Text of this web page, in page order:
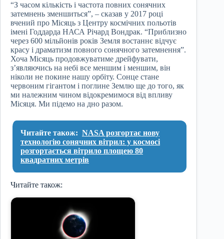
“З часом кількість і частота повних сонячних
затемнень зменшиться”, – сказав у 2017 році
вчений про Місяць з Центру космічних польотів
імені Годдарда НАСА Річард Вондрак. “Приблизно
через 600 мільйонів років Земля востаннє відчує
красу і драматизм повного сонячного затемнення”.
Хоча Місяць продовжуватиме дрейфувати,
з’являючись на небі все меншим і меншим, він
ніколи не покине нашу орбіту. Сонце стане
червоним гігантом і поглине Землю ще до того, як
ми належним чином відокремимося від впливу
Місяця. Ми підемо на дно разом.
Читайте також: NASA розгортає нову
технологію сонячних вітрил: у космосі
розгортається вітрило площею 80
квадратних метрів
Читайте також: